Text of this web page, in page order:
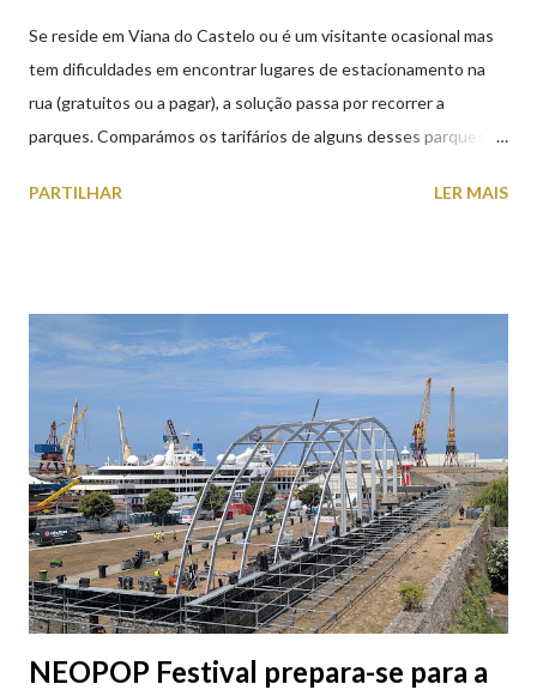
Se reside em Viana do Castelo ou é um visitante ocasional mas
tem dificuldades em encontrar lugares de estacionamento na
rua (gratuitos ou a pagar), a solução passa por recorrer a
parques. Comparámos os tarifários de alguns desses parques de
subterrâneos) perto do centro da cidade (entenda-se por
subterrâneos. O Parque da Estação Viana Shopping é grátis de
2ª a 5ª feira a partir das 20:00 (DIAS ÚTEIS)
PARTILHAR LER MAIS
NEOPOP Festival prepara-se para a